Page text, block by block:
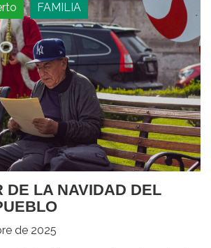
FAMILIA
DE LA NAVIDAD DEL
de 2025